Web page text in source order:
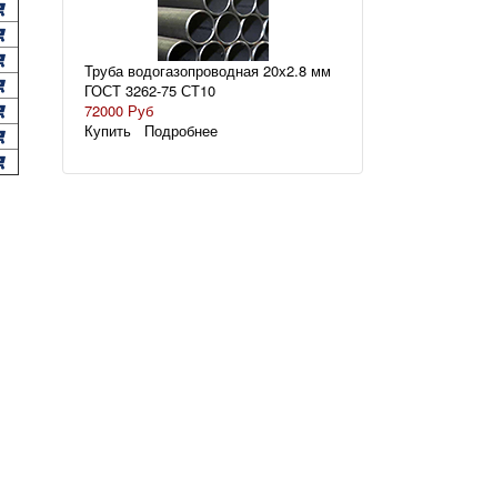
Труба водогазопроводная 20х2.8 мм
ГОСТ 3262-75 СТ10
72000 Руб
Купить
Подробнее